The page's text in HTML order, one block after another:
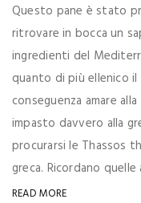
Questo pane è stato
ritrovare in bocca un
ingredienti del
quanto di più ellenico
conseguenza amare
impasto davvero alla
procurarsi le Thassos
greca. Ricordano
READ MORE